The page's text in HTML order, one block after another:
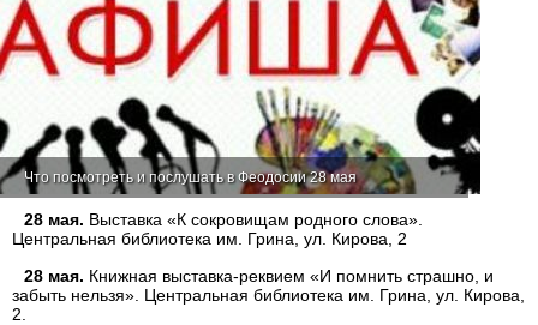
Что посмотреть и послушать в Феодосии 28 мая
28 мая. Выставка «К сокровищам родного слова».
Центральная библиотека им. Грина, ул. Кирова, 2
28 мая. Книжная выставка-реквием «И помнить страшно, и
забыть нельзя». Центральная библиотека им. Грина, ул. Кирова,
2.